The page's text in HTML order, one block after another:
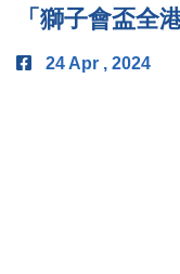
「獅子會盃全
24 Apr , 2024